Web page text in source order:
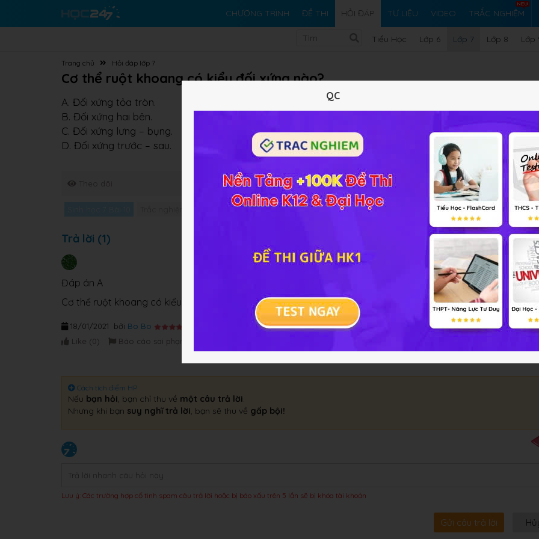
CHƯƠNG TRÌNH ĐỀ THI HỎI ĐÁP TƯ LIỆU VIDEO TRẮC NGHIỆM
Tiểu Học Lớp 6 Lớp 7 Lớp 8 Lớp
Trang chủ Hỏi đáp lớp 7
Cơ thể ruột khoang có kiểu đối xứng nào?
A. Đối xứng tỏa tròn.
B. Đối xứng hai bên.
C. Đối xứng lưng – bụng.
D. Đối xứng trước – sau.
Theo dõi Vi
Trắc nghiệm Sinh học 7 Bài 10 Giải bài tập Sinh học 7 Bài 10
Trả lời (1)
Đáp án A
Cơ thể ruột khoang có kiểu đối xứng tỏa tròn.
bởi Bo Bo
18/01/2021
Like (0) Báo cáo sai phạm
Cách tích điểm HP
Nếu bạn hỏi, bạn chỉ thu về một câu trả lời.
Nhưng khi bạn suy nghĩ trả lời, bạn sẽ thu về gấp bội!
Lưu ý: Các trường hợp cố tình spam câu trả lời hoặc bị báo xấu trên 5 lần sẽ bị khóa tài khoản
Gửi câu trả lời
QC